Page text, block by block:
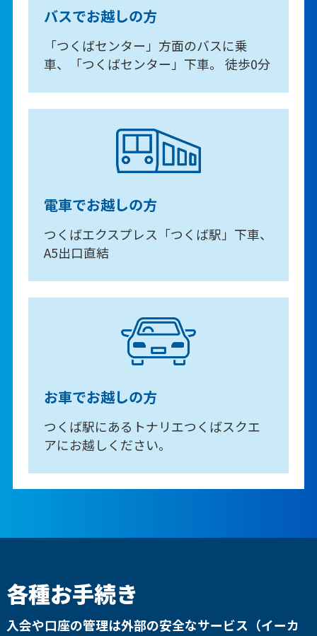
バスでお越しの方
「つくばセンター」方面のバスに乗
車、「つくばセンター」下車。 徒歩0分
電車でお越しの方
つくばエクスプレス「つくば駅」下車、
A5出口直結
お車でお越しの方
つくば駅にあるトナリエつくばスクエ
アにお越しください。
各種お手続き
入会や口座の管理は外部の安全なサービス（イーカ